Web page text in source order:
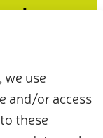
use
and/or access
these
el